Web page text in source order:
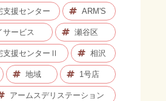
支援センター ARM'S
サービス 瀬谷区
支援センターⅡ 相沢
地域 1号店
アームスデリステーション